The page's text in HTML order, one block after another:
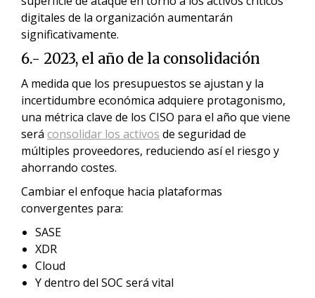
digitales de la organización aumentarán
significativamente.
6.- 2023, el año de la consolidación
A medida que los presupuestos se ajustan y la
incertidumbre económica adquiere protagonismo,
una métrica clave de los CISO para el año que viene
será consolidar los activos de seguridad de
múltiples proveedores, reduciendo así el riesgo y
ahorrando costes.
Cambiar el enfoque hacia plataformas
convergentes para:
SASE
XDR
Cloud
Y dentro del SOC será vital